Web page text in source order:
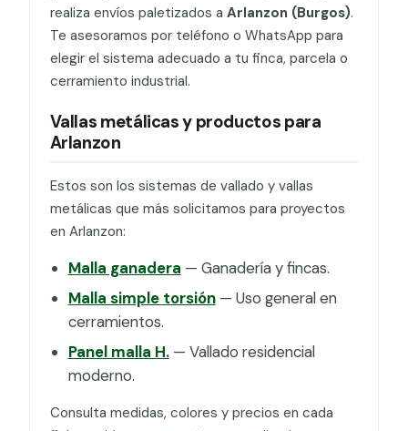
realiza envíos paletizados a Arlanzon (Burgos).
Te asesoramos por teléfono o WhatsApp para
elegir el sistema adecuado a tu finca, parcela o
cerramiento industrial.
Vallas metálicas y productos para
Arlanzon
Estos son los sistemas de vallado y vallas
metálicas que más solicitamos para proyectos
en Arlanzon:
Malla ganadera — Ganadería y fincas.
Malla simple torsión— Uso general en
cerramientos.
Panel malla H.— Vallado residencial
moderno.
Consulta medidas, colores y precios en cada